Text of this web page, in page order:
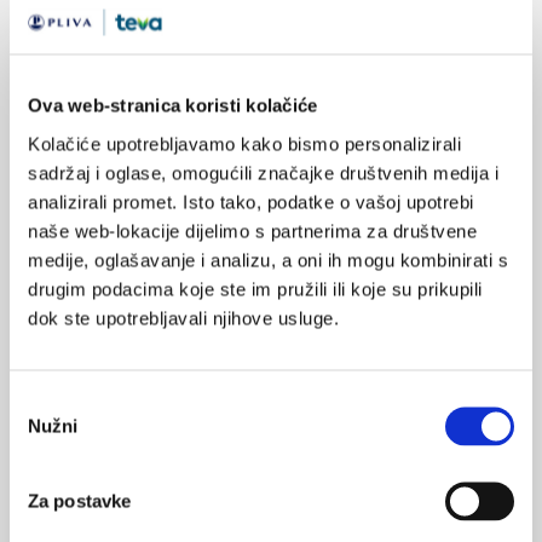
Ova web-stranica koristi kolačiće
Kolačiće upotrebljavamo kako bismo personalizirali
sadržaj i oglase, omogućili značajke društvenih medija i
analizirali promet. Isto tako, podatke o vašoj upotrebi
naše web-lokacije dijelimo s partnerima za društvene
medije, oglašavanje i analizu, a oni ih mogu kombinirati s
drugim podacima koje ste im pružili ili koje su prikupili
dok ste upotrebljavali njihove usluge.
pristanka
Nužni
Za postavke
Kombinacija verapamila s trandolaprilom (180mg + 2mg).
ramipril od njih sedam. Ovo može predstavljati problem ne samo
u obiteljskoj medicini (sklonija propisivanju najjeftinijeg lijeka),
nego i u sekundarnoj/tercijarnoj zaštiti jer nije moguće upamtiti
baš svako tvorničko ime, pa se prednost daje obično prvom
(najpoznatijem) ili eventualno drugom kronološki odobrenom
predstavniku na listi lijekova. Na Dopunskoj listi lijekova HZZO
može se također pronaći više predstavnika skupine bilo
samostalno ili u kombinaciji s diureticima ili blokatorima kalcijskih
Kombinacije cilazaprila ili fosinoprila s hidroklorotiazidom
Kombinacija verapamila s trandolaprilom (240mg + 4mg)
Kombinacije ramiprila s felodipinom.